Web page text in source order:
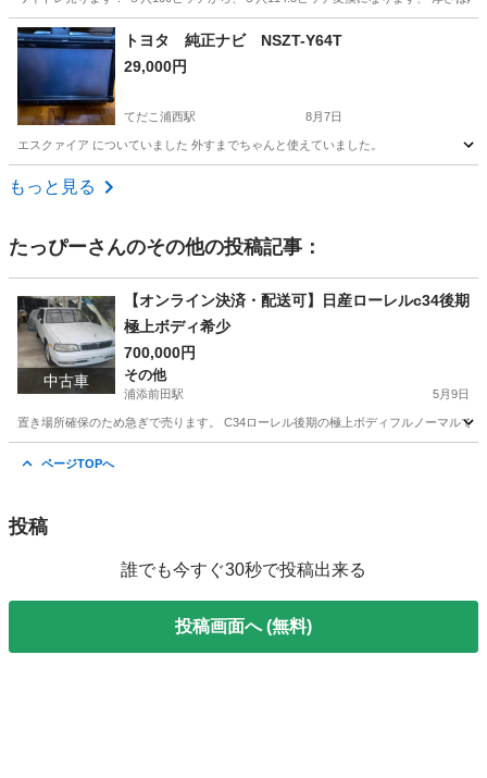
沖縄 中頭郡 てだこ浦西駅 タイヤ、ホイール
トヨタ 純正ナビ NSZT-Y64T
29,000円
てだこ浦西駅 8月7日
エスクァイア についていました 外すまでちゃんと使えていました。
沖縄 中頭郡
もっと見る
たっぴーさんのその他の投稿記事：
中古車
【オンライン決済・配送可】日産ローレルc34後期
極上ボディ希少
700,000円
その他
浦添前田駅 5月9日
置き場所確保のため急ぎで売ります。 C34ローレル後期の極上ボディフルノーマルで
ページTOPへ
投稿
誰でも今すぐ30秒で投稿出来る
投稿画面へ (無料)